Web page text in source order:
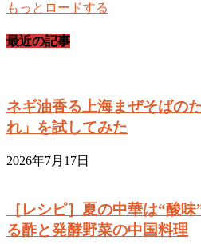
もっとロードする
最近の記事
ネギ油香る上海まぜそばの
れ」を試してみた
2026年7月17日
［レシピ］夏の中華は“酸
る酢と発酵野菜の中国料理